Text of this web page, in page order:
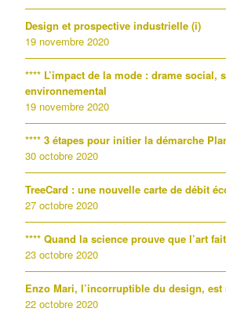
Design et prospective industrielle (i)
19 novembre 2020
**** L’impact de la mode : drame social,
environnemental
19 novembre 2020
**** 3 étapes pour initier la démarche
30 octobre 2020
TreeCard : une nouvelle carte de débit
27 octobre 2020
**** Quand la science prouve que l’art
23 octobre 2020
Enzo Mari, l’incorruptible du design, est
22 octobre 2020